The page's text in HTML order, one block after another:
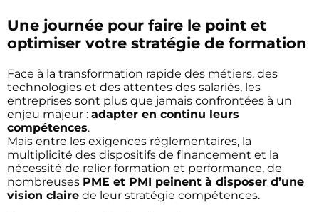
Une journée pour faire le point et
optimiser votre stratégie de formation
Face à la transformation rapide des métiers, des
technologies et des attentes des salariés, les
entreprises sont plus que jamais confrontées à un
enjeu majeur : adapter en continu leurs
compétences.
Mais entre les exigences réglementaires, la
multiplicité des dispositifs de financement et la
nécessité de relier formation et performance, de
nombreuses PME et PMI peinent à disposer d’une
vision claire de leur stratégie compétences.